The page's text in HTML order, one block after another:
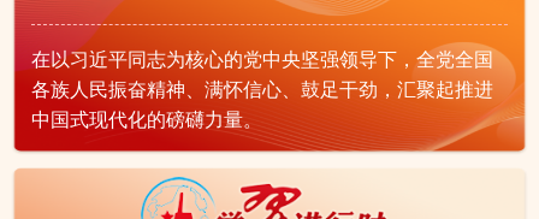
在以习近平同志为核心的党中央坚强领导下，全党全国
各族人民振奋精神、满怀信心、鼓足干劲，汇聚起推进
中国式现代化的磅礴力量。